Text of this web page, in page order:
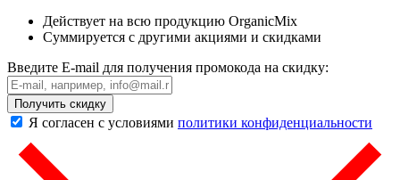
Действует на всю продукцию OrganicMix
Суммируется с другими акциями и скидками
Введите E-mail для получения промокода на скидку:
Получить скидку
Я согласен с условиями политики конфиденциальности